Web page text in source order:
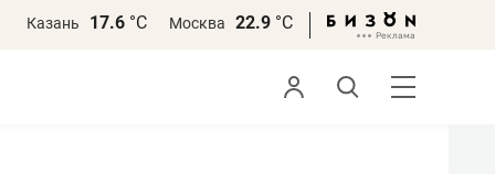
Казань 17.6 °С Москва 22.9 °С